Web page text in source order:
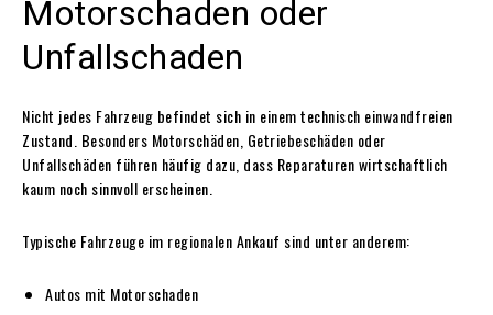
Motorschaden oder
Unfallschaden
Nicht jedes Fahrzeug befindet sich in einem technisch einwandfreien
Zustand. Besonders Motorschäden, Getriebeschäden oder
Unfallschäden führen häufig dazu, dass Reparaturen wirtschaftlich
kaum noch sinnvoll erscheinen.
Typische Fahrzeuge im regionalen Ankauf sind unter anderem:
Autos mit Motorschaden